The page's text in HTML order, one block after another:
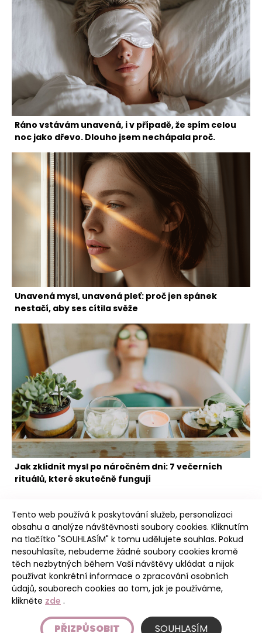
Ráno vstávám unavená, i v případě, že spím celou
noc jako dřevo. Dlouho jsem nechápala proč.
Unavená mysl, unavená pleť: proč jen spánek
nestačí, aby ses cítila svěže
Jak zklidnit mysl po náročném dni: 7 večerních
rituálů, které skutečně fungují
Poudree
Úvod
Tento web používá k poskytování služeb, personalizaci
obsahu a analýze návštěvnosti soubory cookies. Kliknutím
na tlačítko "SOUHLASÍM" k tomu udělujete souhlas. Pokud
nesouhlasíte, nebudeme žádné soubory cookies kromě
těch nezbytných během Vaší návštěvy ukládat a nijak
používat konkrétní informace o zpracování osobních
údajů, souborech cookies ao tom, jak je používáme,
klikněte zde .
PŘIZPŮSOBIT SOUHLASÍM